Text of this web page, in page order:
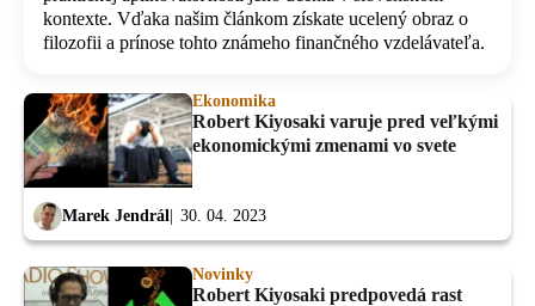
kontexte. Vďaka našim článkom získate ucelený obraz o
filozofii a prínose tohto známeho finančného vzdelávateľa.
Ekonomika
Robert Kiyosaki varuje pred veľkými
ekonomickými zmenami vo svete
Marek Jendrál 30. 04. 2023
Novinky
Robert Kiyosaki predpovedá rast